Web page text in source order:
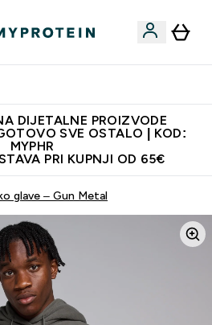
DIJETALNE PROIZVODE
SVE OSTALO | KOD:
MYPHR
PRI KUPNJI OD 65€
glave – Gun Metal